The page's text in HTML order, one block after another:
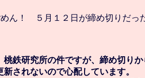
ん！　５月１２日が締め切りだっ
鉄研究所の件ですが、締め切り
新されないので心配しています。